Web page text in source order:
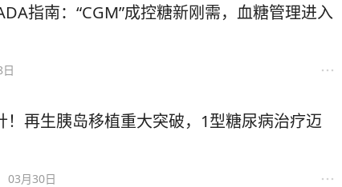
指南：“CGM”成控糖新刚需，血糖管理进入
！再生胰岛移植重大突破，1型糖尿病治疗迈
03月30日